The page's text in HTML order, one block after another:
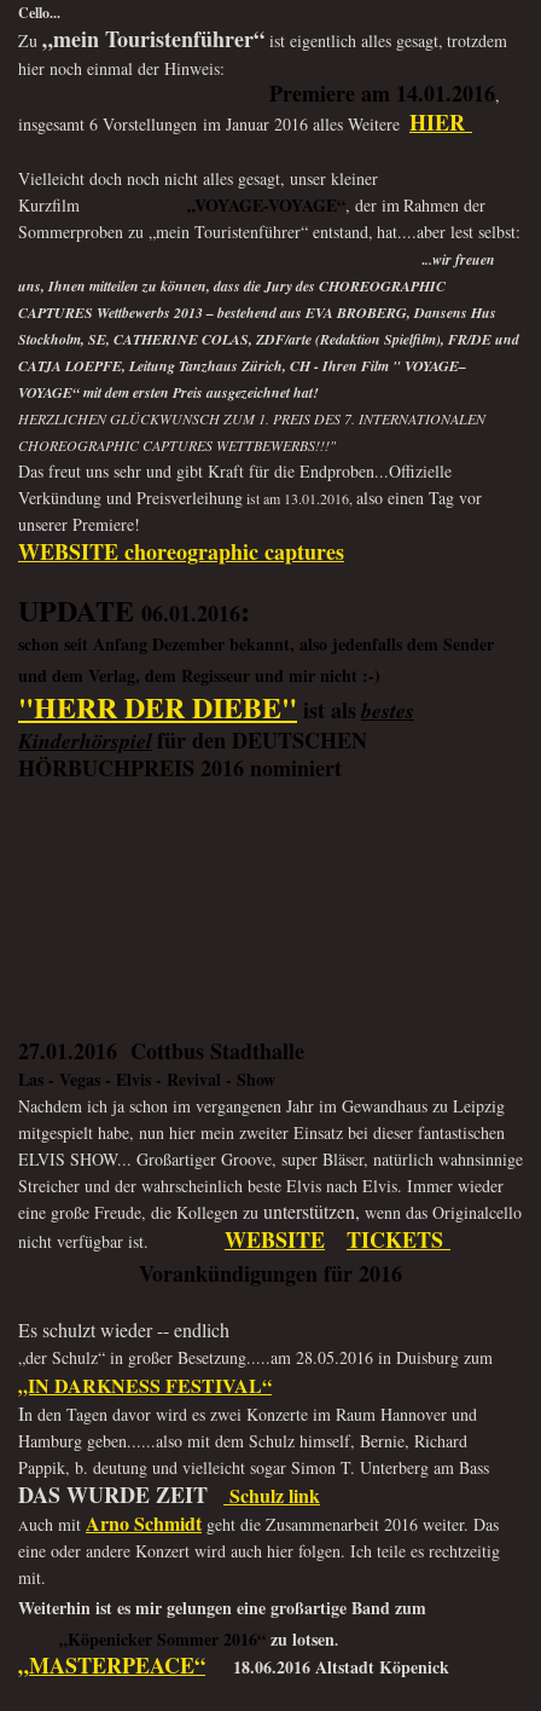
Cello...
Zu „mein Touristenführer“ ist eigentlich alles gesagt, trotzdem
hier noch einmal der Hinweis:
Premiere am 14.01.2016,
insgesamt 6 Vorstellungen im Januar 2016 alles Weitere HIER
Vielleicht doch noch nicht alles gesagt, unser kleiner
Kurzfilm „VOYAGE-VOYAGE“, der im Rahmen der
Sommerproben zu „mein Touristenführer“ entstand, hat....aber lest selbst:
...wir freuen
uns, Ihnen mitteilen zu können, dass die Jury des CHOREOGRAPHIC
CAPTURES Wettbewerbs 2013 – bestehend aus EVA BROBERG, Dansens Hus
Stockholm, SE, CATHERINE COLAS, ZDF/arte (Redaktion Spielfilm), FR/DE und
CATJA LOEPFE, Leitung Tanzhaus Zürich, CH - Ihren Film " VOYAGE–
VOYAGE“ mit dem ersten Preis ausgezeichnet hat!
HERZLICHEN GLÜCKWUNSCH ZUM 1. PREIS DES 7. INTERNATIONALEN
CHOREOGRAPHIC CAPTURES WETTBEWERBS!!!"
Das freut uns sehr und gibt Kraft für die Endproben...Offizielle
Verkündung und Preisverleihungist am 13.01.2016, also einen Tag vor
unserer Premiere!
WEBSITE choreographic captures
UPDATE 06.01.2016:
schon seit Anfang Dezember bekannt, also jedenfalls dem Sender
und dem Verlag, dem Regisseur und mir nicht :-)
"HERR DER DIEBE" ist als bestes
Kinderhörspielfür den DEUTSCHEN
HÖRBUCHPREIS 2016 nominiert
27.01.2016 Cottbus Stadthalle
Las - Vegas - Elvis - Revival - Show
Nachdem ich ja schon im vergangenen Jahr im Gewandhaus zu Leipzig
mitgespielt habe, nun hier mein zweiter Einsatz bei dieser fantastischen
ELVIS SHOW... Großartiger Groove, super Bläser, natürlich wahnsinnige
Streicher und der wahrscheinlich beste Elvis nach Elvis. Immer wieder
eine große Freude, die Kollegen zu unterstützen, wenn das Originalcello
nicht verfügbar ist. WEBSITE
TICKETS
Vorankündigungen für 2016
Es schulzt wieder -- endlich
„der Schulz“ in großer Besetzung.....am 28.05.2016 in Duisburg zum
„IN DARKNESS FESTIVAL“
In den Tagen davor wird es zwei Konzerte im Raum Hannover und
Hamburg geben......also mit dem Schulz himself, Bernie, Richard
Pappik, b. deutung und vielleicht sogar Simon T. Unterberg am Bass
DAS WURDE ZEIT Schulz link
Auch mit Arno Schmidt geht die Zusammenarbeit 2016 weiter. Das
eine oder andere Konzert wird auch hier folgen. Ich teile es rechtzeitig
mit.
Weiterhin ist es mir gelungen eine großartige Band zum
„Köpenicker Sommer 2016“zu lotsen.
„MASTERPEACE“ 18.06.2016 Altstadt Köpenick